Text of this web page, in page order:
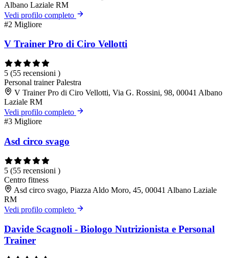
Albano Laziale RM
Vedi profilo completo
#2 Migliore
V Trainer Pro di Ciro Vellotti
5 (55 recensioni )
Personal trainerPalestra
V Trainer Pro di Ciro Vellotti, Via G. Rossini, 98, 00041 Albano
Laziale RM
Vedi profilo completo
#3 Migliore
Asd circo svago
5 (55 recensioni )
Centro fitness
Asd circo svago, Piazza Aldo Moro, 45, 00041 Albano Laziale
RM
Vedi profilo completo
Davide Scagnoli - Biologo Nutrizionista e Personal
Trainer